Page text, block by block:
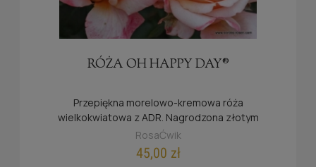
RÓŻA OH HAPPY DAY®
Przepiękna morelowo-kremowa róża
wielkokwiatowa z ADR. Nagrodzona złotym
medalem.
RosaĆwik
45,00 zł